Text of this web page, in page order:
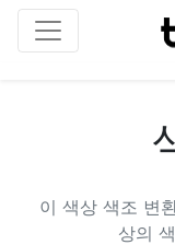
이 색상 색조 변
상의